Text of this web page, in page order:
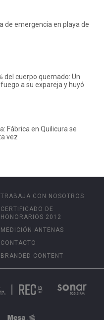
de emergencia en playa de
del cuerpo quemado: Un
a su expareja y huyó
Fábrica en Quilicura se
vez
TRABAJA CON NOSOTROS
CERTIFICADO DE
HONORARIOS 2012
MEDICIÓN ANTENAS
CONTACTO
BRANDED CONTENT